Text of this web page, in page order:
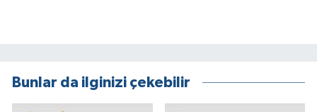
Bunlar da ilginizi çekebilir